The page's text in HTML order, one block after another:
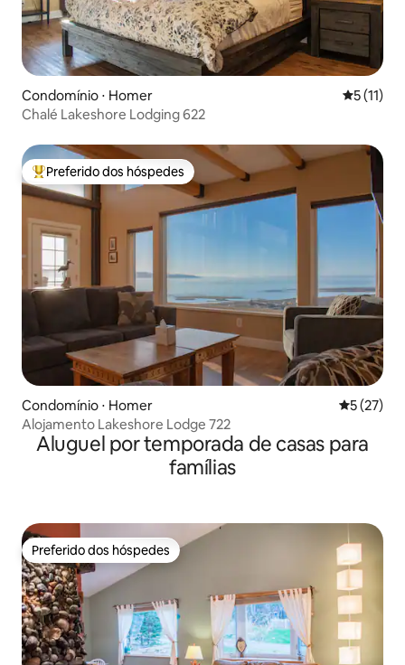
Condomínio ⋅ Homer 5 de uma
5 (11)
Chalé Lakeshore Lodging 622
Entre os melhores preferidos dos hóspedes
Preferido dos hóspedes
Condomínio ⋅ Homer 5 de uma
5 (27)
Alojamento Lakeshore Lodge 722
Aluguel por temporada de casas para
famílias
Preferido dos hóspedes
Preferido dos hóspedes